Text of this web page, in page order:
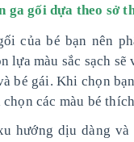
ga gối dựa theo sở
của bé bạn nên
lựa màu sắc sạch
bé gái. Khi chọn
các màu bé
hướng dịu dàng và